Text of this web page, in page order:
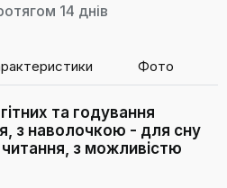
14 днів
Фото
та годування
з наволочкою - для сну
з можливістю